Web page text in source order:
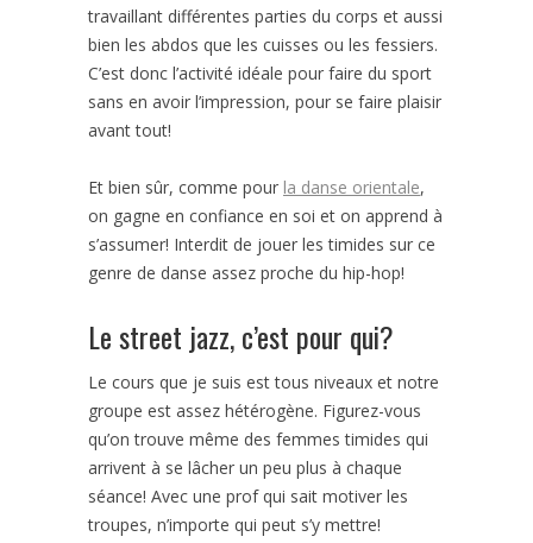
travaillant différentes parties du corps et aussi
bien les abdos que les cuisses ou les fessiers.
C’est donc l’activité idéale pour faire du sport
sans en avoir l’impression, pour se faire plaisir
avant tout!
Et bien sûr, comme pour la danse orientale,
on gagne en confiance en soi et on apprend à
s’assumer! Interdit de jouer les timides sur ce
genre de danse assez proche du hip-hop!
Le street jazz, c’est pour qui?
Le cours que je suis est tous niveaux et notre
groupe est assez hétérogène. Figurez-vous
qu’on trouve même des femmes timides qui
arrivent à se lâcher un peu plus à chaque
séance! Avec une prof qui sait motiver les
troupes, n’importe qui peut s’y mettre!